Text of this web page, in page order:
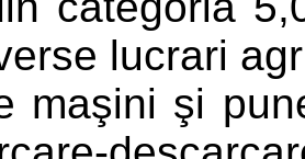
lucrari
maşini şi